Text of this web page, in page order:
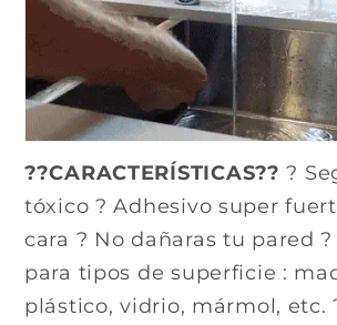
??CARACTERÍSTICAS?? ?
tóxico ? Adhesivo super
cara ? No dañaras tu pared
para tipos de superficie :
plástico, vidrio, mármol, etc.